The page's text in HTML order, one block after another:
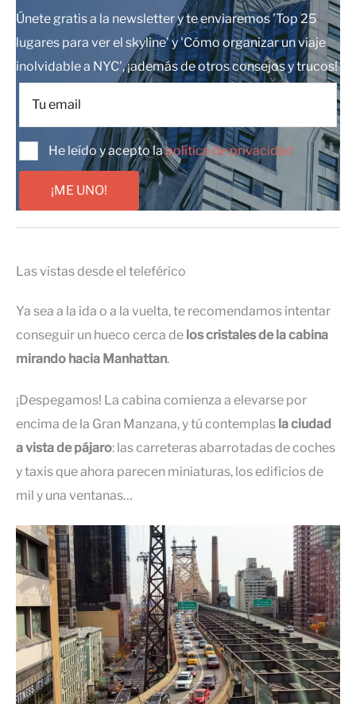
Únete gratis a la newsletter y te enviaremos 'Top 25
lugares para ver el skyline' y 'Cómo organizar un viaje
inolvidable a NYC', ¡además de otros consejos y trucos!
He leído y acepto lapolítica de privacidad
¡ME UNO!
Las vistas desde el teleférico
Ya sea a la ida o a la vuelta, te recomendamos intentar
conseguir un hueco cerca de los cristales de la cabina
mirando hacia Manhattan.
¡Despegamos! La cabina comienza a elevarse por
encima de la Gran Manzana, y tú contemplas la ciudad
a vista de pájaro: las carreteras abarrotadas de coches
y taxis que ahora parecen miniaturas, los edificios de
mil y una ventanas…